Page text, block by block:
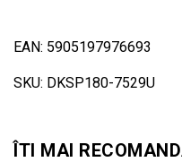
EAN: 5905197976693
SKU: DKSP180-7529U
ÎTI MAI